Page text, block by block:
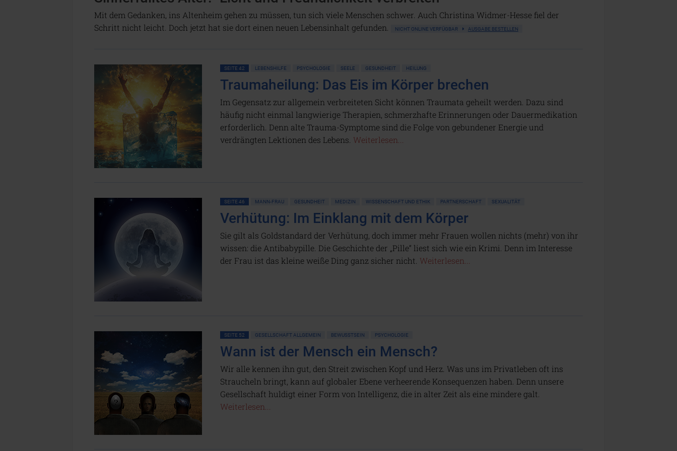
Mit dem Gedanken, ins Altenheim gehen zu müssen, tun sich viele Menschen schwer. Auch Christina Widmer-Hesse fiel der
Schritt nicht leicht. Doch jetzt hat sie dort einen neuen Lebensinhalt gefunden.
NICHT ONLINE VERFÜGBAR AUSGABE BESTELLEN
SEITE 42 LEBENSHILFE PSYCHOLOGIE SEELE GESUNDHEIT HEILUNG
Traumaheilung: Das Eis im Körper brechen
Im Gegensatz zur allgemein verbreiteten Sicht können Traumata geheilt werden. Dazu sind
häufig nicht einmal langwierige Therapien, schmerzhafte Erinnerungen oder Dauermedikation
erforderlich. Denn alte Trauma-Symptome sind die Folge von gebundener Energie und
verdrängten Lektionen des Lebens. Weiterlesen...
SEITE 46 MANN-FRAU GESUNDHEIT MEDIZIN WISSENSCHAFT UND ETHIK PARTNERSCHAFT SEXUALITÄT
Verhütung: Im Einklang mit dem Körper
Sie gilt als Goldstandard der Verhütung, doch immer mehr Frauen wollen nichts (mehr) von ihr
wissen: die Antibabypille. Die Geschichte der „Pille“ liest sich wie ein Krimi. Denn im Interesse
der Frau ist das kleine weiße Ding ganz sicher nicht. Weiterlesen...
SEITE 52 GESELLSCHAFT ALLGEMEIN BEWUSSTSEIN PSYCHOLOGIE
Wann ist der Mensch ein Mensch?
Wir alle kennen ihn gut, den Streit zwischen Kopf und Herz. Was uns im Privatleben oft ins
Straucheln bringt, kann auf globaler Ebene verheerende Konsequenzen haben. Denn unsere
Gesellschaft huldigt einer Form von Intelligenz, die in alter Zeit als eine mindere galt.
Weiterlesen...